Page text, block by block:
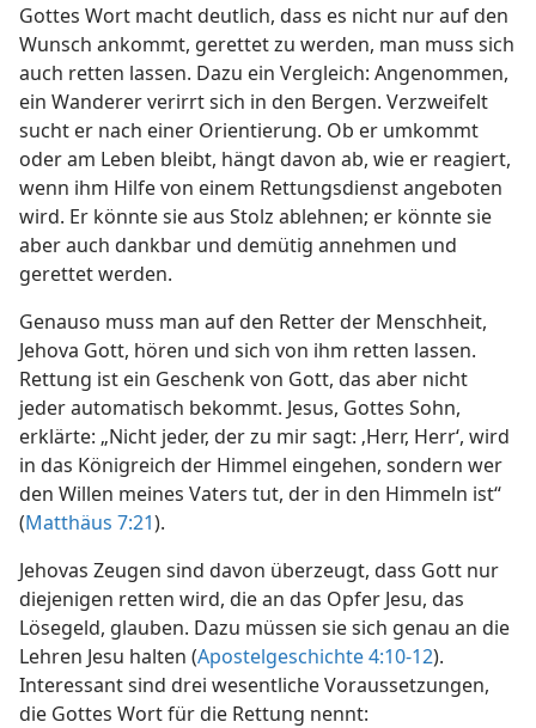
Gottes Wort macht deutlich, dass es nicht nur auf den
Wunsch ankommt, gerettet zu werden, man muss sich
auch retten lassen. Dazu ein Vergleich: Angenommen,
ein Wanderer verirrt sich in den Bergen. Verzweifelt
sucht er nach einer Orientierung. Ob er umkommt
oder am Leben bleibt, hängt davon ab, wie er reagiert,
wenn ihm Hilfe von einem Rettungsdienst angeboten
wird. Er könnte sie aus Stolz ablehnen; er könnte sie
aber auch dankbar und demütig annehmen und
gerettet werden.
Genauso muss man auf den Retter der Menschheit,
Jehova Gott, hören und sich von ihm retten lassen.
Rettung ist ein Geschenk von Gott, das aber nicht
jeder automatisch bekommt. Jesus, Gottes Sohn,
erklärte: „Nicht jeder, der zu mir sagt: ‚Herr, Herr‘, wird
in das Königreich der Himmel eingehen, sondern wer
den Willen meines Vaters tut, der in den Himmeln ist“
(Matthäus 7:21).
Jehovas Zeugen sind davon überzeugt, dass Gott nur
diejenigen retten wird, die an das Opfer Jesu, das
Lösegeld, glauben. Dazu müssen sie sich genau an die
Lehren Jesu halten (Apostelgeschichte 4:10-12).
Interessant sind drei wesentliche Voraussetzungen,
die Gottes Wort für die Rettung nennt: